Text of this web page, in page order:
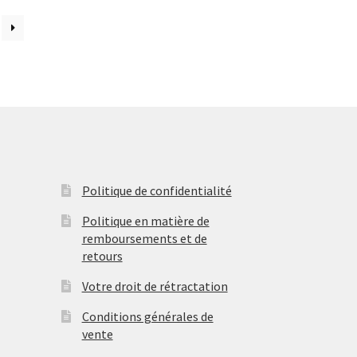
Politique de confidentialité
Politique en matière de
remboursements et de
retours
Votre droit de rétractation
Conditions générales de
vente